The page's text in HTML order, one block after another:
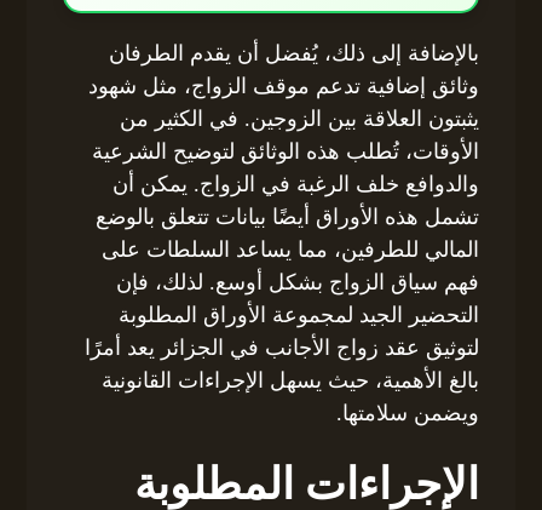
بالإضافة إلى ذلك، يُفضل أن يقدم الطرفان
وثائق إضافية تدعم موقف الزواج، مثل شهود
يثبتون العلاقة بين الزوجين. في الكثير من
الأوقات، تُطلب هذه الوثائق لتوضيح الشرعية
والدوافع خلف الرغبة في الزواج. يمكن أن
تشمل هذه الأوراق أيضًا بيانات تتعلق بالوضع
المالي للطرفين، مما يساعد السلطات على
فهم سياق الزواج بشكل أوسع. لذلك، فإن
التحضير الجيد لمجموعة الأوراق المطلوبة
لتوثيق عقد زواج الأجانب في الجزائر يعد أمرًا
بالغ الأهمية، حيث يسهل الإجراءات القانونية
ويضمن سلامتها.
الإجراءات المطلوبة